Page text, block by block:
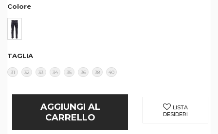
Colore
TAGLIA
31 32 33 34 35 36 38 40
AGGIUNGI AL
CARRELLO
LISTA
DESIDERI